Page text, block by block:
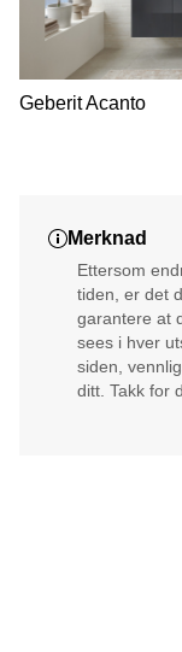
Geberit Acanto
Merknad
Ettersom
tiden, er det
garantere at
sees i hver
siden,
ditt. Takk for